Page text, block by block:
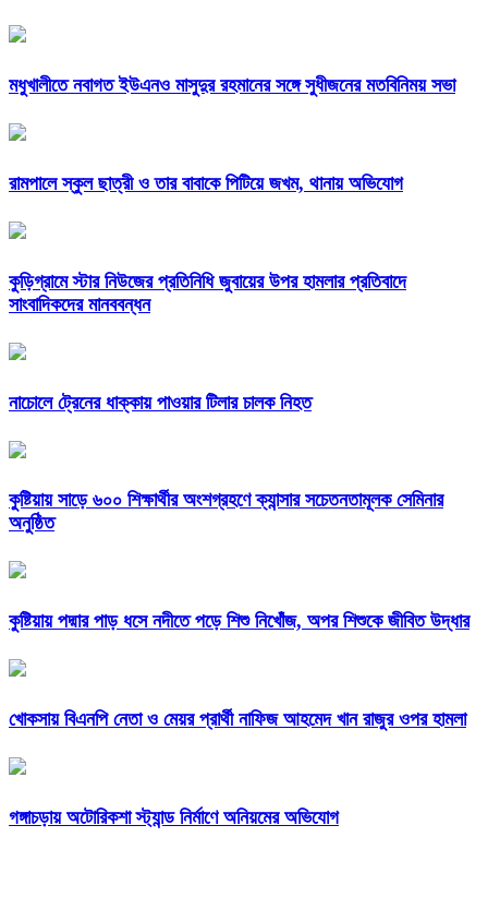
মধুখালীতে নবাগত ইউএনও মাসুদুর রহমানের সঙ্গে সুধীজনের মতবিনিময় সভা
রামপালে স্কুল ছাত্রী ও তার বাবাকে পিটিয়ে জখম, থানায় অভিযোগ
কুড়িগ্রামে স্টার নিউজের প্রতিনিধি জুবায়ের উপর হামলার প্রতিবাদে
সাংবাদিকদের মানববন্ধন
নাচোলে ট্রেনের ধাক্কায় পাওয়ার টিলার চালক নিহত
কুষ্টিয়ায় সাড়ে ৬০০ শিক্ষার্থীর অংশগ্রহণে ক্যান্সার সচেতনতামূলক সেমিনার
অনুষ্ঠিত
কুষ্টিয়ায় পদ্মার পাড় ধসে নদীতে পড়ে শিশু নিখোঁজ, অপর শিশুকে জীবিত উদ্ধার
খোকসায় বিএনপি নেতা ও মেয়র প্রার্থী নাফিজ আহমেদ খান রাজুর ওপর হামলা
গঙ্গাচড়ায় অটোরিকশা স্ট্যান্ড নির্মাণে অনিয়মের অভিযোগ